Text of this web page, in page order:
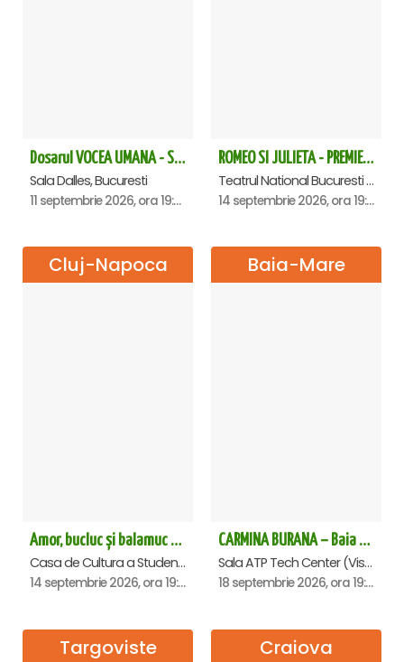
Dosarul VOCEA UMANA - Sala Dalles
Sala Dalles, Bucuresti
11 septembrie 2026, ora 19:30
ROMEO SI JULIETA - PREMIERA OFICIALA - Bucuresti
Teatrul National Bucuresti - Sala Ion Caramitru, Bucuresti
14 septembrie 2026, ora 19:00
Cluj-Napoca
Amor, bucluc și balamuc - Premiera națională - Cluj Napoca
Casa de Cultura a Studentilor Dumitru Farcas, Cluj-Napoca
14 septembrie 2026, ora 19:30
Baia-Mare
CARMINA BURANA – Baia Mare
Sala ATP Tech Center (Vis a vis de Auchan), Baia-Mare
18 septembrie 2026, ora 19:00
Targoviste Craiova